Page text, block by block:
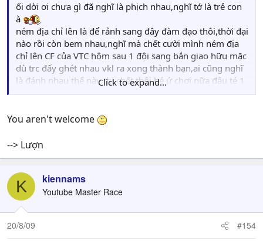
ối dời ơi chưa gì đã nghĩ là phịch nhau,nghĩ tớ là trẻ con
à
ném địa chỉ lên là để rảnh sang đây đàm đạo thôi,thời đại
nào rồi còn bem nhau,nghĩ mà chết cười mình ném địa
chỉ lên CF của VTC hôm sau 1 đội sang bắn giao hữu mặc
dù trc đấy ghét nhau vkl ra xong thành bạn,ai cũng nghĩ
là đánh nhau thế này thi chết thôi bé ứ chơi nữa đâu té 1
mạch vậy,kẻo có người ghét bé sang chém thật mà ko
p/s:còn kêu nịnh đểu chibi thì hài quá,thấy mỗi chibi còn
với mấy thằng chọt đểu xin phép nó vẫn chọt thi nói làm
Click to expand...
You aren't welcome
--> Lượn
K kiennams
Youtube Master Race
20/8/09 #154